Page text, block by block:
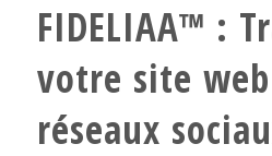
FIDELIAA™ :
votre site
réseaux